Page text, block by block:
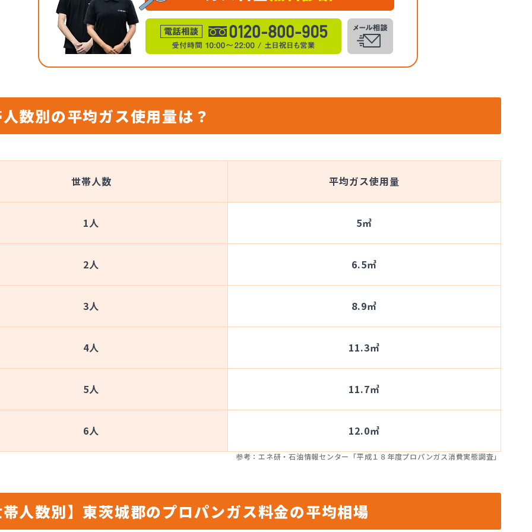
数別の平均ガス使用量は？
世帯人数 平均ガス使用量
1人 5㎥
2人 6.5㎥
3人 8.9㎥
4人 11.3㎥
5人 11.7㎥
6人 12.0㎥
参考：エネ研・石油情報センター「平成１８年度プロパンガス消費実態調査」
人数別】東茨城郡のプロパンガス料金の平均相場